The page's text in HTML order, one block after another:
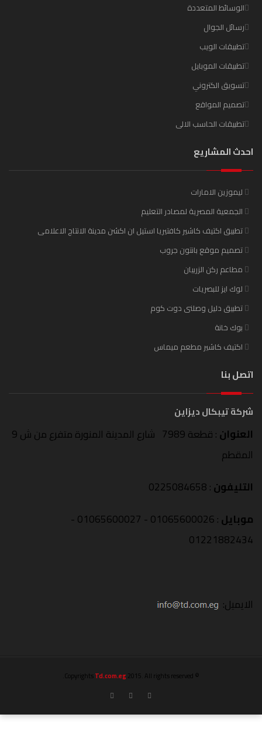
الوسائط المتعددة
رسائل الجوال
تطبيقات الويب
تطبيقات الموبايل
تسويق الكتروني
تصميم المواقع
تطبيقات الحاسب الالى
احدث المشاريع
ليموزين الامارات
الجمعية المصرية لمصادر التعليم
تطبيق اكتيف كاشير كافتيريا استيل ان اكشن مدينة الانتاج الاعلامى
تصميم موقع بانتون جروب
مطاعم ركن الزربيان
لوك ايز للبصريات
تطبيق دليل وصلنى دوت كوم
بوك خانة
اكتيف كاشير مطعم ميماس
اتصل بنا
شركة تيبكال ديزاين
العنوان
: قطعة 7989 شارع المدينة المنورة متفرع من ش 9
المقطم
التليفون: 0225084658
موبايل
: 01065600026 - 01065600027 -
01221882434
الايميل:
© Copyrights
Td.com.eg2015. All rights reserved.